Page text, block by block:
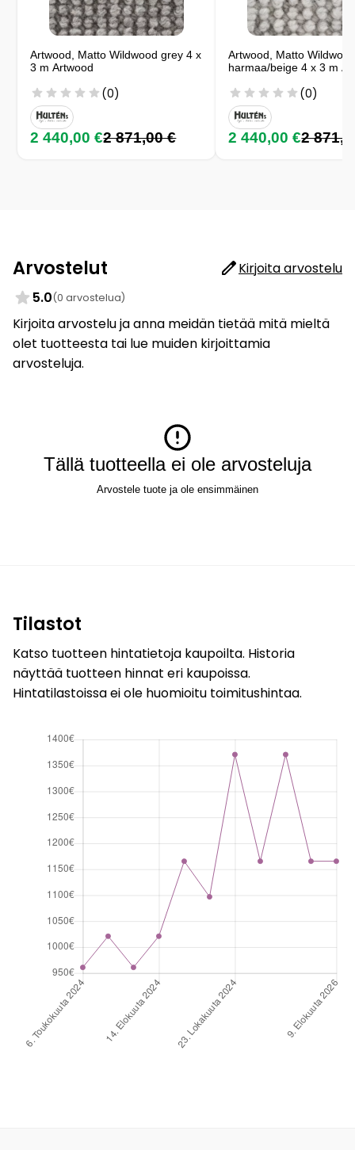
Artwood, Matto Wildwood grey 4 x
3 m Artwood
(0)
2 440,00 €2 871,00 €
Artwood, Matto
harmaa/beige 4 x 3 m
(0)
2 440,00 €2
Arvostelut
Kirjoita arvostelu
5.0(0 arvostelua)
Kirjoita arvostelu ja anna meidän tietää mitä mieltä
olet tuotteesta tai lue muiden kirjoittamia
arvosteluja.
Tällä tuotteella ei ole arvosteluja
Arvostele tuote ja ole ensimmäinen
Tilastot
Katso tuotteen hintatietoja kaupoilta. Historia
näyttää tuotteen hinnat eri kaupoissa.
Hintatilastoissa ei ole huomioitu toimitushintaa.